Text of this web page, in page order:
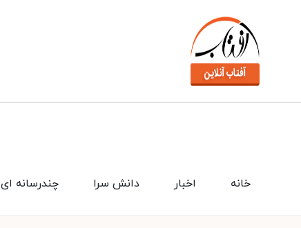
چندرسانه ای دانش سرا اخبار خانه